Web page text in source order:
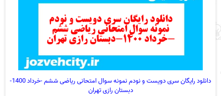
دانلود رایگان سری دویست و نودم نمونه سوال امتحانی ریاضی ششم -خرداد 1400-
دبستان رازی تهران